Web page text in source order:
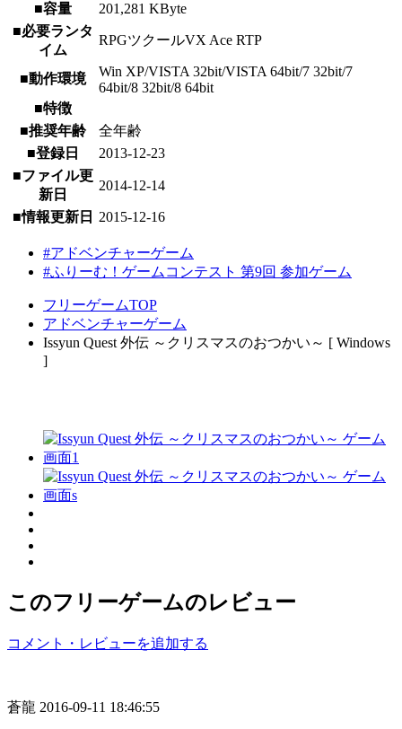
■容量
201,281 KByte
■必要ランタ
イム
RPGツクールVX Ace RTP
■動作環境
Win XP/VISTA 32bit/VISTA 64bit/7 32bit/7
64bit/8 32bit/8 64bit
■特徴
■推奨年齢
全年齢
■登録日
2013-12-23
■ファイル更
新日
2014-12-14
■情報更新日 2015-12-16
#アドベンチャーゲーム
#ふりーむ！ゲームコンテスト 第9回 参加ゲーム
フリーゲームTOP
アドベンチャーゲーム
Issyun Quest 外伝 ～クリスマスのおつかい～ [ Windows
]
このフリーゲームのレビュー
コメント・レビューを追加する
蒼龍 2016-09-11 18:46:55